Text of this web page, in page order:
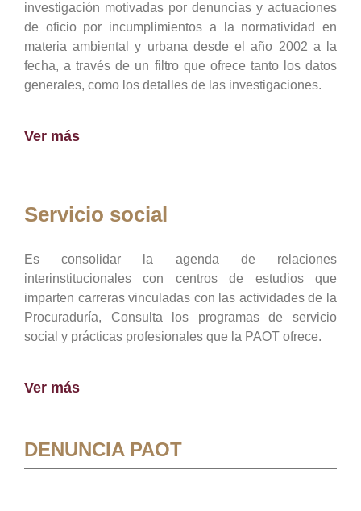
investigación motivadas por denuncias y actuaciones
de oficio por incumplimientos a la normatividad en
materia ambiental y urbana desde el año 2002 a la
fecha, a través de un filtro que ofrece tanto los datos
generales, como los detalles de las investigaciones.
Ver más
Servicio social
Es consolidar la agenda de relaciones
interinstitucionales con centros de estudios que
imparten carreras vinculadas con las actividades de la
Procuraduría, Consulta los programas de servicio
social y prácticas profesionales que la PAOT ofrece.
Ver más
DENUNCIA PAOT